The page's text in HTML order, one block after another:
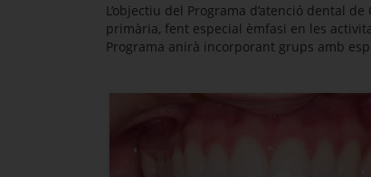
L’objectiu del Programa d’atenció dental
primària, fent especial èmfasi en les
Programa anirà incorporant grups amb